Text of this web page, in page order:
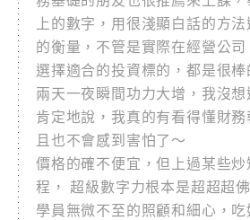
上的數字，用很淺顯白話的方
的衡量，不管是實際在經營公
選擇適合的投資標的，都是很棒
兩天一夜瞬間功力大增，我沒
肯定地說，我真的有看得懂財
且也不會感到害怕了～
價格的確不便宜，但上過某些
程， 超級數字力根本是超超超
學員無微不至的照顧和細心，